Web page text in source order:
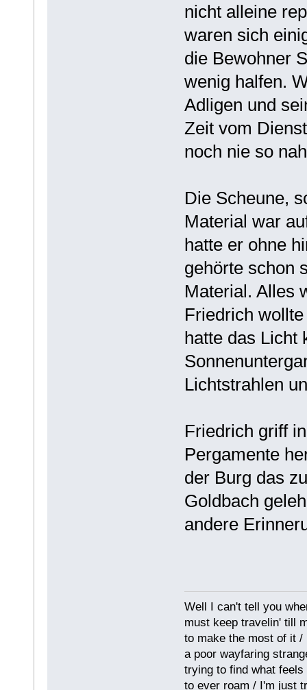
nicht alleine
waren sich
die Bewohner
wenig halfen.
Adligen und
Zeit vom
noch nie so
Die Scheune,
Material war
hatte er ohne
gehörte schon
Material. Alles
Friedrich
hatte das Licht
Lichtstrahlen
Friedrich griff
Pergamente
der Burg das
Goldbach
andere
Well I can't tell you
must keep travelin' till
to make the most of it
a poor wayfaring
trying to find what
to ever roam / I'm just